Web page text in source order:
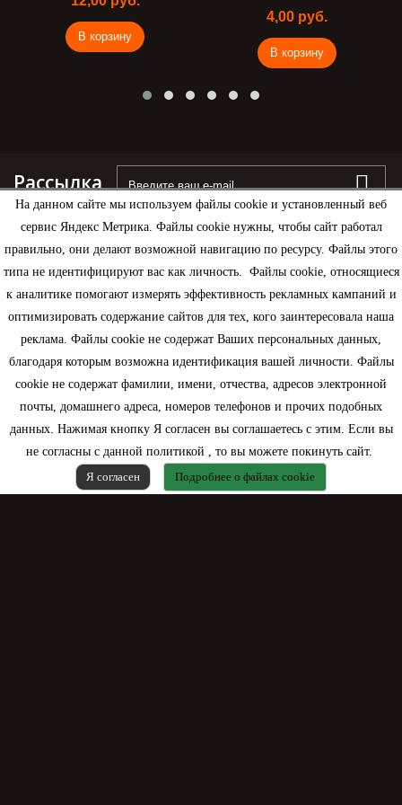
На данном сайте мы используем файлы cookie и установленный веб
сервис Яндекс Метрика. Файлы cookie нужны, чтобы сайт работал
правильно, они делают возможной навигацию по ресурсу. Файлы этого
типа не идентифицируют вас как личность. Файлы cookie, относящиеся
к аналитике помогают измерять эффективность рекламных кампаний и
оптимизировать содержание сайтов для тех, кого заинтересовала наша
реклама. Файлы cookie не содержат Ваших персональных данных,
благодаря которым возможна идентификация вашей личности. Файлы
cookie не содержат фамилии, имени, отчества, адресов электронной
почты, домашнего адреса, номеров телефонов и прочих подобных
данных. Нажимая кнопку Я согласен вы соглашаетесь с этим. Если вы
не согласны с данной политикой , то вы можете покинуть сайт.
Я согласен
Подробнее о файлах cookie
В корзину
4,00 руб.
В корзину
Рассылка
Информация
Моя учетная запись
Контактная информация